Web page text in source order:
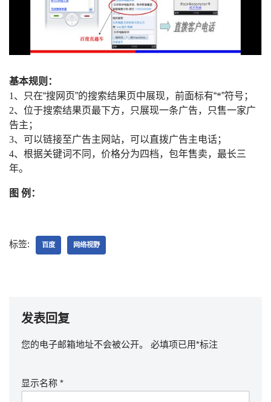
基本规则：
1 、只在“搜网页”的搜索结果页中展现，前面标有“*”符号；
2、位于搜索结果页最下方，只展现一条广告，只售一家广
告主；
3、可以链接至广告主网站，可以直拨广告主电话；
4、根据关键词不同，价格分为四档，包年售卖，最长三
年。
图 例：
标签: 百度 网络视野
发表回复
您的电子邮箱地址不会被公开。 必填项已用*标注
显示名称 *